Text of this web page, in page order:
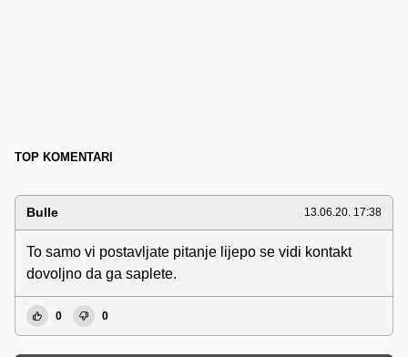
TOP KOMENTARI
Bulle 13.06.20. 17:38
To samo vi postavljate pitanje lijepo se vidi kontakt
dovoljno da ga saplete.
0 0